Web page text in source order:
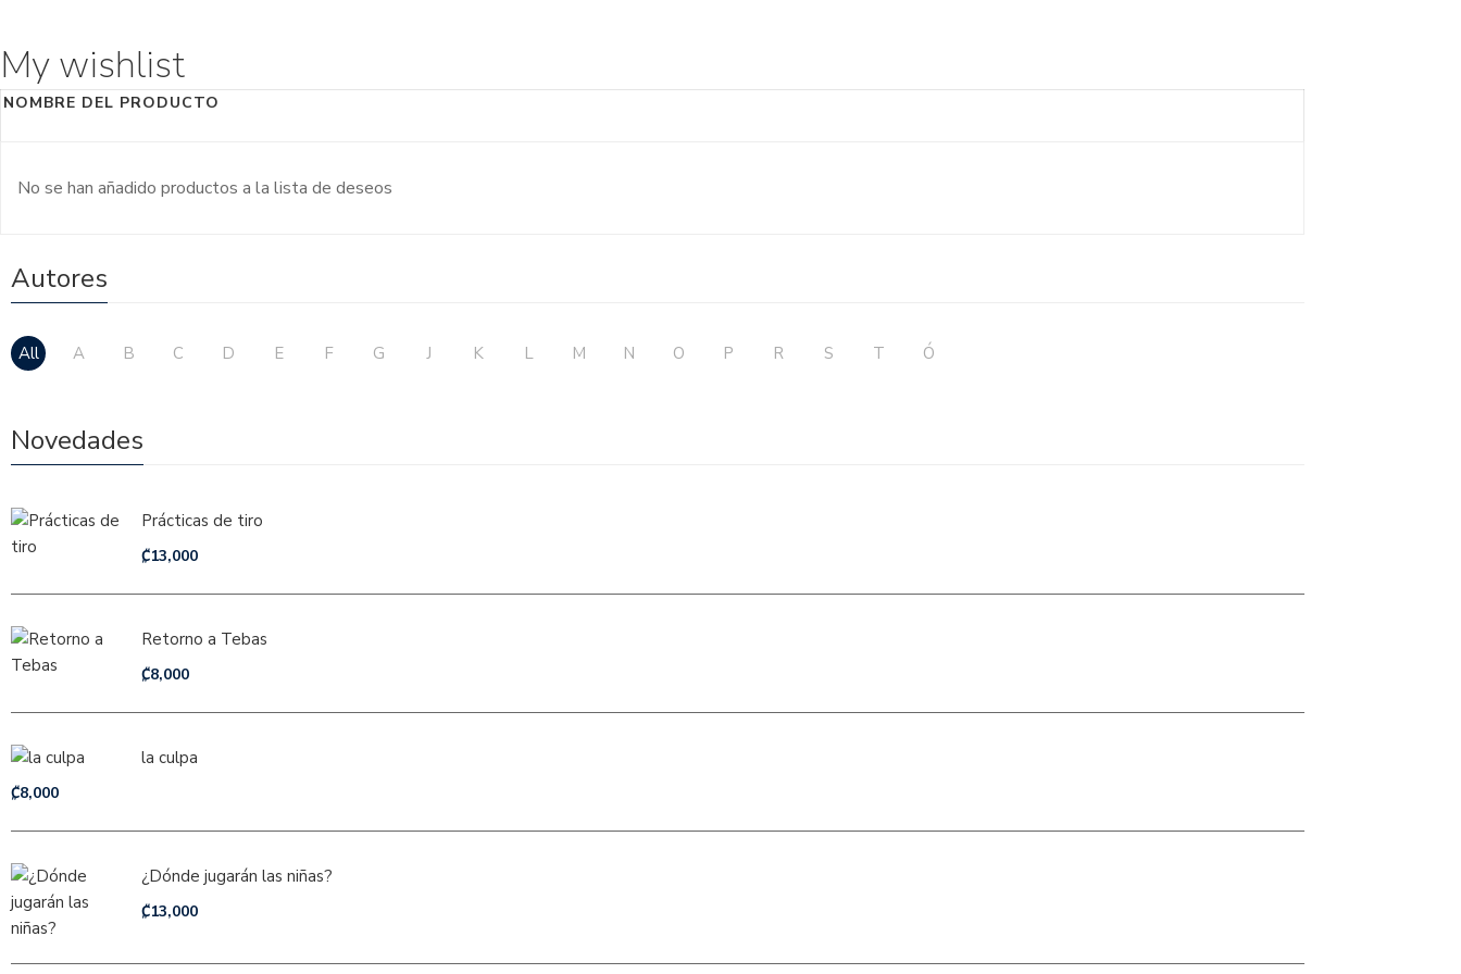
My wishlist
NOMBRE DEL PRODUCTO
No se han añadido productos a la lista de deseos
Autores
All A B C D E F G J K L M N O P R S T Ó
Novedades
Prácticas de tiro
₡13,000
Retorno a Tebas
₡8,000
la culpa
₡8,000
¿Dónde jugarán las niñas?
₡13,000